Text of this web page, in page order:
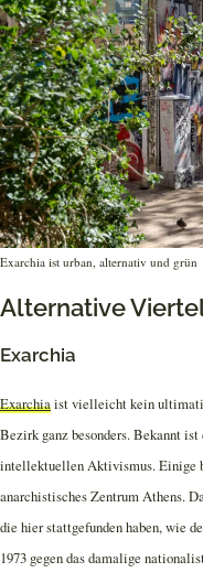
Exarchia ist urban, alternativ und grün
Alternative
Exarchia
Exarchiaist vielleicht kein
Bezirk ganz besonders. Bekannt
intellektuellen Aktivismus. Einige
anarchistisches Zentrum Athens.
die hier stattgefunden haben, wie
1973 gegen das damalige